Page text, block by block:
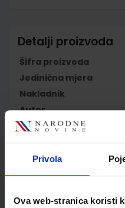
Privola
Ova web-stranica koristi
Detalji proizvoda
Šifra proizvoda
Jedinična mjera
Nakladnik
Autor
Vrsta školske knjige
Reg br min